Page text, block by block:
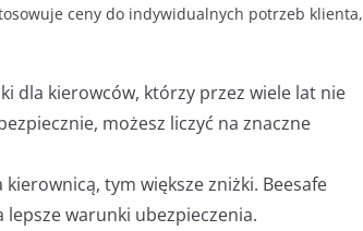
ceny do indywidualnych potrzeb klienta,
dla kierowców, którzy przez wiele lat nie
możesz liczyć na znaczne
kierownicą, tym większe zniżki. Beesafe
warunki ubezpieczenia.